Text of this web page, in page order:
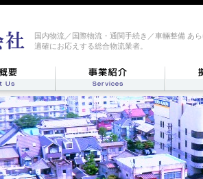
国内物流／国際物流・通関手続き／車輛整備 あ
適確にお応えする総合物流業者。